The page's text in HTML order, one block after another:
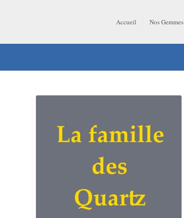
Accueil Nos Gemmes